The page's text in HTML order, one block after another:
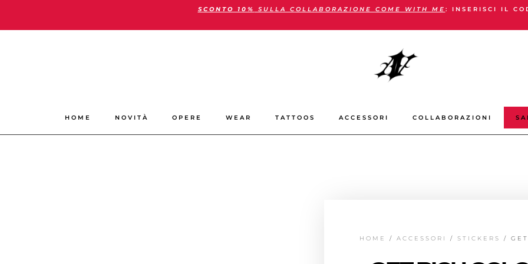
Vai
SCONTO 10% SULLA COLLABORAZIONE COME WITH ME : INSERISCI IL
HOME NOVITÀ OPERE WEAR TATTOOS ACCESSORI COLLABORAZIONI
HOME / ACCESSORI / STICKERS /